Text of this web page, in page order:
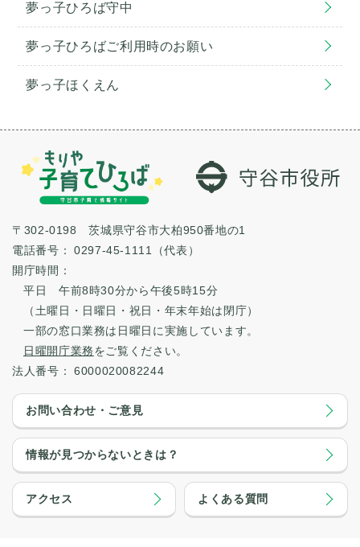
夢っ子ひろば守中
夢っ子ひろばご利用時のお願い
夢っ子ほくえん
〒302-0198 茨城県守谷市大柏950番地の1
電話番号：
0297-45-1111（代表）
開庁時間：
平日 午前8時30分から午後5時15分
（土曜日・日曜日・祝日・年末年始は閉庁）
一部の窓口業務は日曜日に実施しています。
日曜開庁業務をご覧ください。
法人番号：
6000020082244
お問い合わせ・ご意見
情報が見つからないときは？
アクセス よくある質問